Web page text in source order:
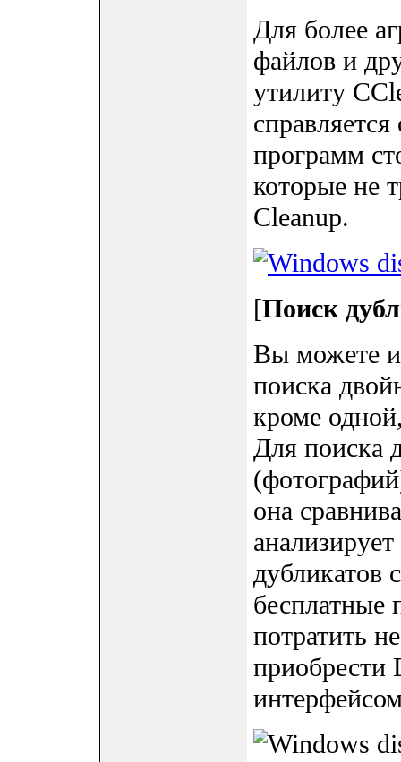
Для более
файлов и
утилиту
программ
которые не
Cleanup.
[Поиск
Вы можете
поиска
кроме
Для поиска
она
дубликатов
потратить
приобрести